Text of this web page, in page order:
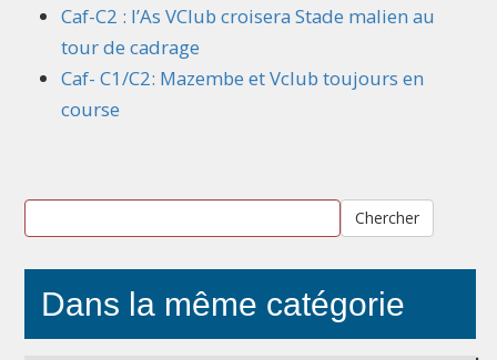
Caf-C2 : l’As VClub croisera Stade malien au
tour de cadrage
Caf- C1/C2: Mazembe et Vclub toujours en
course
Chercher
Dans la même catégorie